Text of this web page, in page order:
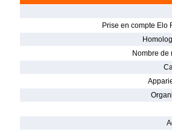
Prise en compte Elo
Nombre de